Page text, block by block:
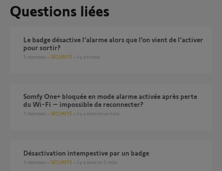
Questions liées
Le badge désactive l’alarme alors que l’on vient de l’activer
pour sortir?
5 réponses SÉCURITÉ il y a 6 mois
Somfy One+ bloquée en mode alarme activée après perte
du Wi-Fi – impossible de reconnecter?
7 réponses SÉCURITÉ il y a environ un mois
Désactivation intempestive par un badge
3 réponses SÉCURITÉ il y a environ 2 mois